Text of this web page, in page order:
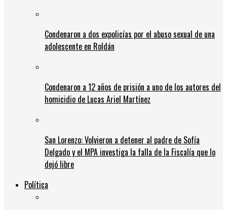
Condenaron a dos expolicías por el abuso sexual de una
adolescente en Roldán
Condenaron a 12 años de prisión a uno de los autores del
homicidio de Lucas Ariel Martínez
San Lorenzo: Volvieron a detener al padre de Sofía
Delgado y el MPA investiga la falla de la Fiscalía que lo
dejó libre
Política